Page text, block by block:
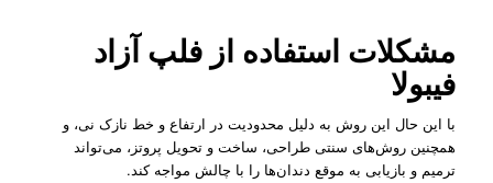
مشکلات استفاده از فلپ آزاد
فیبولا
با این حال این روش به دلیل محدودیت در ارتفاع و خط نازک نی، و
همچنین روش‌های سنتی طراحی، ساخت و تحویل پروتز، می‌تواند
ترمیم و بازیابی به موقع دندان‌ها را با چالش مواجه کند.